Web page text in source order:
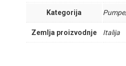
Kategorija
Zemlja proizvodnje Italija